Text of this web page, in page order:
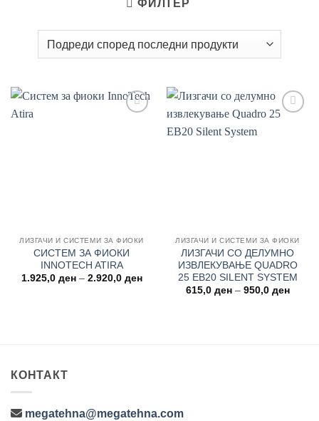
ФИЛТЕР
ЛИЗГАЧИ И СИСТЕМИ ЗА ФИОКИ
СИСТЕМ ЗА ФИОКИ
INNOTECH ATIRA
1.925,0 ден – 2.920,0 денPrice
1.925,0 ден
ЛИЗГАЧИ И СИСТЕМИ ЗА ФИОКИ
ЛИЗГАЧИ СО ДЕЛУМНО
ИЗВЛЕКУВАЊЕ QUADRO
25 EB20 SILENT SYSTEM
615,0 ден – 950,0 денPrice
КОНТАКТ
megatehna@megatehna.com